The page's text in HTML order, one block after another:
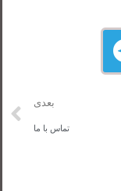
بعدی
تماس با ما